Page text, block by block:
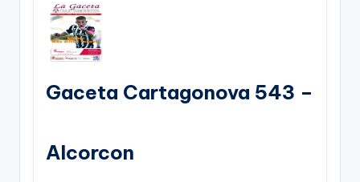
Gaceta Cartagonova 543 –
Alcorcon